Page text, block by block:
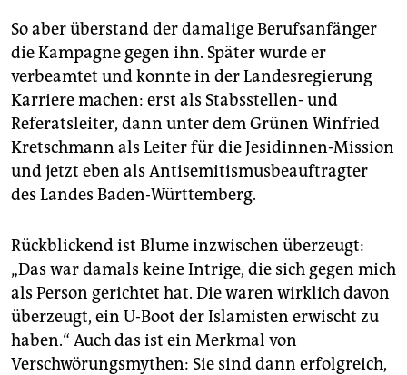
So aber überstand der damalige Berufsanfänger
die Kampagne gegen ihn. Später wurde er
verbeamtet und konnte in der Landesregierung
Karriere machen: erst als Stabsstellen- und
Referatsleiter, dann unter dem Grünen Winfried
Kretschmann als Leiter für die Jesidinnen-Mission
und jetzt eben als Antisemitismusbeauftragter
des Landes Baden-Württemberg.
Rückblickend ist Blume inzwischen überzeugt:
„Das war damals keine Intrige, die sich gegen mich
als Person gerichtet hat. Die waren wirklich davon
überzeugt, ein U-Boot der Islamisten erwischt zu
haben.“ Auch das ist ein Merkmal von
Verschwörungsmythen: Sie sind dann erfolgreich,